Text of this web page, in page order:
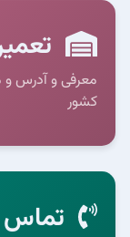
معرفی و آدرس
کشور
تماس